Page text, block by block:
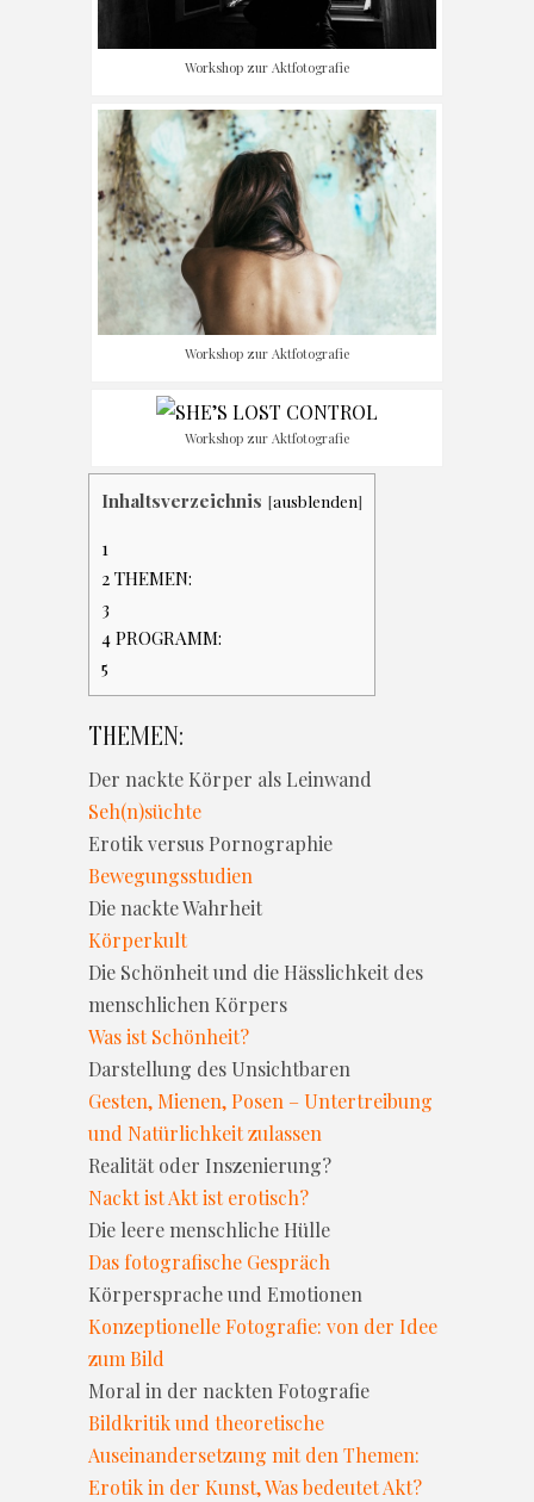
Workshop zur Aktfotografie
Workshop zur Aktfotografie
Workshop zur Aktfotografie
Inhaltsverzeichnis [ausblenden]
1
2 THEMEN:
3
4 PROGRAMM:
5
THEMEN:
Der nackte Körper als Leinwand
Seh(n)süchte
Erotik versus Pornographie
Bewegungsstudien
Die nackte Wahrheit
Körperkult
Die Schönheit und die Hässlichkeit des
menschlichen Körpers
Was ist Schönheit?
Darstellung des Unsichtbaren
Gesten, Mienen, Posen – Untertreibung
und Natürlichkeit zulassen
Realität oder Inszenierung?
Nackt ist Akt ist erotisch?
Die leere menschliche Hülle
Das fotografische Gespräch
Körpersprache und Emotionen
Konzeptionelle Fotografie: von der Idee
zum Bild
Moral in der nackten Fotografie
Bildkritik und theoretische
Auseinandersetzung mit den Themen:
Erotik in der Kunst, Was bedeutet Akt?